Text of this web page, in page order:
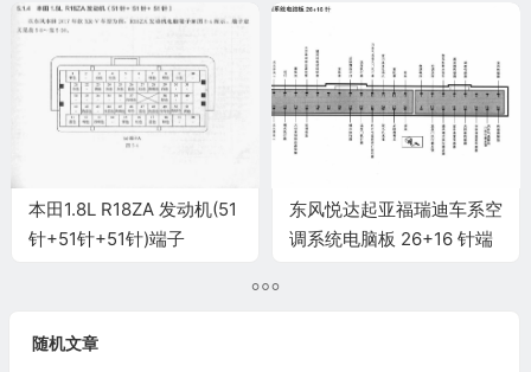
本田1.8L R18ZA 发动机(51
针+51针+51针)端子
东风悦达起亚福瑞迪车系空
调系统电脑板 26+16 针端
随机文章